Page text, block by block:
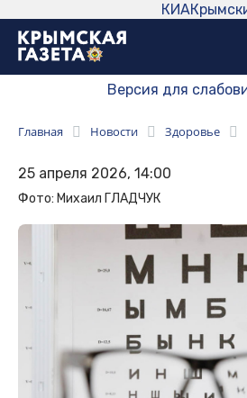
КИА
Версия для
Главная Новости Здоровье
25 апреля 2026, 14:00
Фото: Михаил ГЛАДЧУК